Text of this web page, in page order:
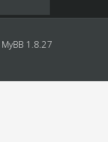
MyBB 1.8.27